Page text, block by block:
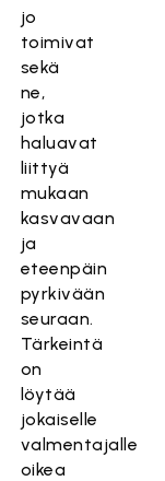
jo
toimivat
sekä
ne,
jotka
haluavat
liittyä
mukaan
kasvavaan
ja
eteenpäin
pyrkivään
seuraan.
Tärkeintä
on
löytää
jokaiselle
valmentajalle
oikea